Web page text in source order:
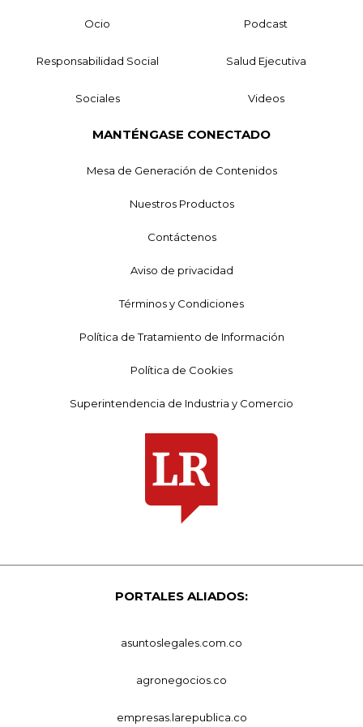
Ocio Podcast
Responsabilidad Social Salud Ejecutiva
Sociales Videos
MANTÉNGASE CONECTADO
Mesa de Generación de Contenidos
Nuestros Productos
Contáctenos
Aviso de privacidad
Términos y Condiciones
Política de Tratamiento de Información
Política de Cookies
Superintendencia de Industria y Comercio
PORTALES ALIADOS:
asuntoslegales.com.co
agronegocios.co
empresas.larepublica.co